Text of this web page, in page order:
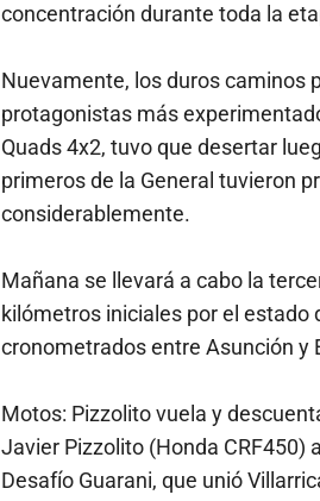
concentración durante toda la
Nuevamente, los duros caminos
protagonistas más
Quads 4x2, tuvo que desertar
primeros de la General tuvieron
considerablemente.
Mañana se llevará a cabo la
kilómetros iniciales por el
cronometrados entre Asunción y
Motos: Pizzolito vuela y
Javier Pizzolito (Honda CRF450)
Desafío Guarani, que unió